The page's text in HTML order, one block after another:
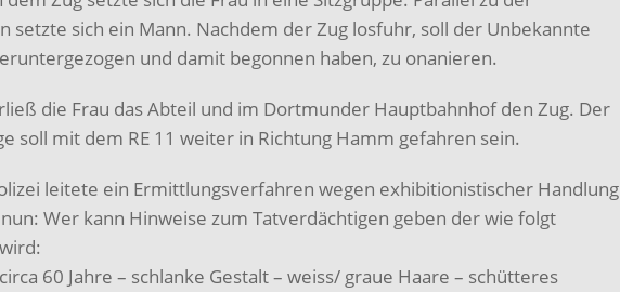
setzte sich ein Mann. Nachdem der Zug losfuhr, soll der Unbekannte
und damit begonnen haben, zu onanieren.
die Frau das Abteil und im Dortmunder Hauptbahnhof den Zug. Der
soll mit dem RE 11 weiter in Richtung Hamm gefahren sein.
leitete ein Ermittlungsverfahren wegen exhibitionistischer Handlung
Wer kann Hinweise zum Tatverdächtigen geben der wie folgt
60 Jahre – schlanke Gestalt – weiss/ graue Haare – schütteres